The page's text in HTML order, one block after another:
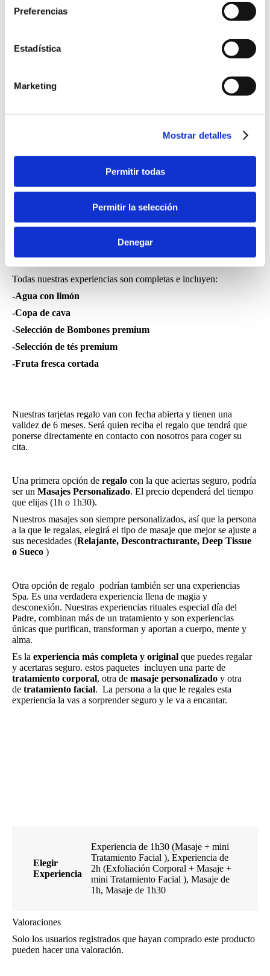
Preferencias
Estadística
Marketing
Mostrar detalles
Permitir todas
Permitir la selección
Denegar
Día
del
Experiencias Especial día del
Un Regalo muy especial para un padre
Todas nuestras experiencias son completas e incluyen:
-Agua con limón
-Copa de cava
-Selección de Bombones premium
-Selección de tés premium
-Fruta fresca cortada
Nuestras tarjetas regalo van con fecha abierta y tienen una
validez de 6 meses. Será quien reciba el regalo que tendrá que
ponerse directamente en contacto con nosotros para coger su
cita.
Una primera opción de regalo con la que aciertas seguro, podría
ser un Masajes Personalizado. El precio dependerá del tiempo
que elijas (1h o 1h30).
Nuestros masajes son siempre personalizados, así que la persona
a la que le regalas, elegirá el tipo de masaje que mejor se ajuste a
sus necesidades (Relajante, Descontracturante, Deep Tissue
o Sueco )
Otra opción de regalo podrían también ser una experiencias
Spa. Es una verdadera experiencia llena de magia y
desconexión. Nuestras experiencias rituales especial día del
Padre, combinan más de un tratamiento y son experiencias
únicas que purifican, transforman y aportan a cuerpo, mente y
alma.
Es la experiencia más completa y original que puedes regalar
y acertaras seguro. estos paquetes incluyen una parte de
tratamiento corporal, otra de masaje personalizado y otra
de tratamiento facial. La persona a la que le regales esta
experiencia la vas a sorprender seguro y le va a encantar.
Elegir
Experiencia
Experiencia de 1h30 (Masaje + mini
Tratamiento Facial ), Experiencia de
2h (Exfoliación Corporal + Masaje +
mini Tratamiento Facial ), Masaje de
1h, Masaje de 1h30
Valoraciones
Solo los usuarios registrados que hayan comprado este producto
pueden hacer una valoración.